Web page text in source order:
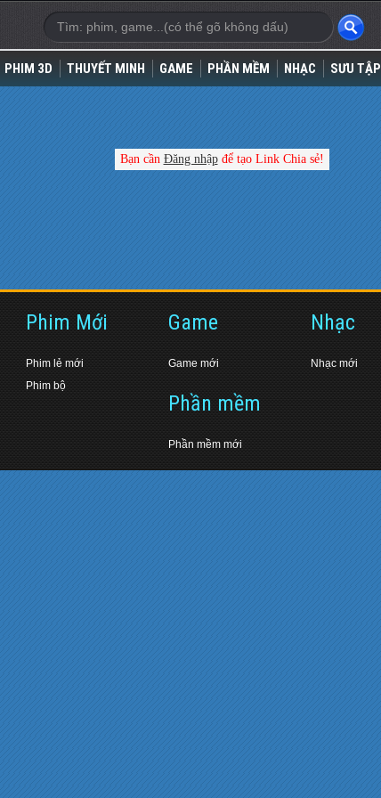
PHIM 3D THUYẾT MINH GAME PHẦN MỀM NHẠC SƯU TẬP
Bạn cần Đăng nhậpđể tạo Link Chia sẻ!
Phim Mới
Phim lẻ mới
Phim bộ
Game
Game mới
Phần mềm
Phần mềm mới
Nhạc
Nhạc mới